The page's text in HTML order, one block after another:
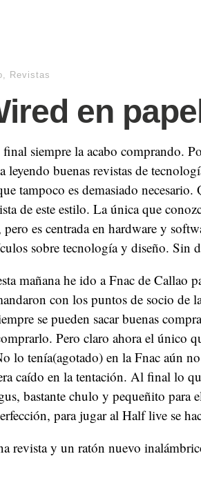
, Revistas
en
siempre la acabo comprando.
leyendo buenas revistas de
tampoco es demasiado necesario.
de este estilo. La única que
pero es centrada en hardware y
sobre tecnología y diseño. Sin
mañana he ido a Fnac de Callao
con los puntos de socio de
se pueden sacar buenas
Pero claro ahora el único
lo tenía(agotado) en la Fnac aún
caído en la tentación. Al final lo
bastante chulo y pequeñito para
para jugar al Half live se
revista y un ratón nuevo